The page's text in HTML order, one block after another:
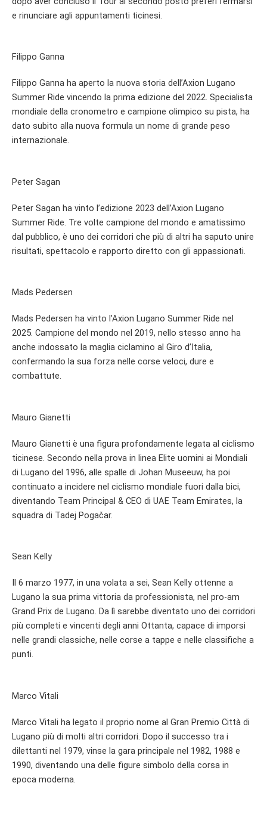
e rinunciare agli appuntamenti ticinesi.
Filippo Ganna
Filippo Ganna ha aperto la nuova storia dell’Axion Lugano
Summer Ride vincendo la prima edizione del 2022. Specialista
mondiale della cronometro e campione olimpico su pista, ha
dato subito alla nuova formula un nome di grande peso
internazionale.
Peter Sagan
Peter Sagan ha vinto l’edizione 2023 dell’Axion Lugano
Summer Ride. Tre volte campione del mondo e amatissimo
dal pubblico, è uno dei corridori che più di altri ha saputo unire
risultati, spettacolo e rapporto diretto con gli appassionati.
Mads Pedersen
Mads Pedersen ha vinto l’Axion Lugano Summer Ride nel
2025. Campione del mondo nel 2019, nello stesso anno ha
anche indossato la maglia ciclamino al Giro d’Italia,
confermando la sua forza nelle corse veloci, dure e
combattute.
Mauro Gianetti
Mauro Gianetti è una figura profondamente legata al ciclismo
ticinese. Secondo nella prova in linea Elite uomini ai Mondiali
di Lugano del 1996, alle spalle di Johan Museeuw, ha poi
continuato a incidere nel ciclismo mondiale fuori dalla bici,
diventando Team Principal & CEO di UAE Team Emirates, la
squadra di Tadej Pogačar.
Sean Kelly
Il 6 marzo 1977, in una volata a sei, Sean Kelly ottenne a
Lugano la sua prima vittoria da professionista, nel pro-am
Grand Prix de Lugano. Da lì sarebbe diventato uno dei corridori
più completi e vincenti degli anni Ottanta, capace di imporsi
nelle grandi classiche, nelle corse a tappe e nelle classifiche a
punti.
Marco Vitali
Marco Vitali ha legato il proprio nome al Gran Premio Città di
Lugano più di molti altri corridori. Dopo il successo tra i
dilettanti nel 1979, vinse la gara principale nel 1982, 1988 e
1990, diventando una delle figure simbolo della corsa in
epoca moderna.